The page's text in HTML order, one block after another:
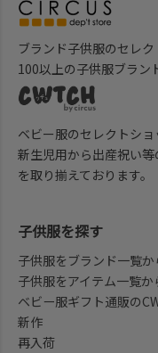
ブランド子供服のセレク
100以上の子供服ブラン
ベビー服のセレクトショ
新生児用から出産祝い
を取り揃えております。
子供服を探す
子供服をブランド一覧か
子供服をアイテム一覧か
ベビー服ギフト通販の
新作
再入荷